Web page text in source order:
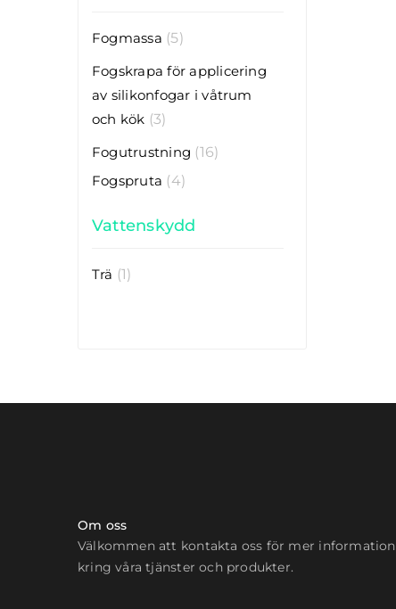
Fogmassa (5)
Fogskrapa för applicering
av silikonfogar i våtrum
och kök (3)
Fogutrustning (16)
Fogspruta (4)
Vattenskydd
Trä (1)
Om oss
Välkommen att kontakta oss för mer information
kring våra tjänster och produkter.